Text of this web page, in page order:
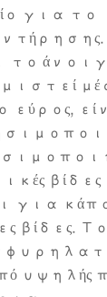
για το
το
βίδες
για
βίδες.
υψηλής